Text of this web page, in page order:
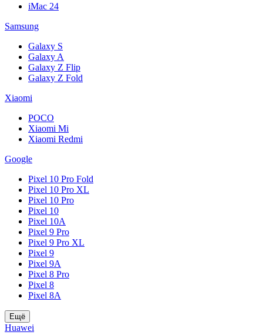
iMac 24
Samsung
Galaxy S
Galaxy A
Galaxy Z Flip
Galaxy Z Fold
Xiaomi
POCO
Xiaomi Mi
Xiaomi Redmi
Google
Pixel 10 Pro Fold
Pixel 10 Pro XL
Pixel 10 Pro
Pixel 10
Pixel 10A
Pixel 9 Pro
Pixel 9 Pro XL
Pixel 9
Pixel 9A
Pixel 8 Pro
Pixel 8
Pixel 8A
Ещё
Huawei